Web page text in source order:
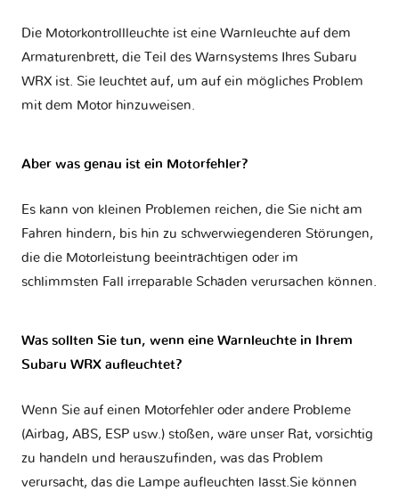
Die Motorkontrollleuchte ist eine Warnleuchte auf dem
Armaturenbrett, die Teil des Warnsystems Ihres Subaru
WRX ist. Sie leuchtet auf, um auf ein mögliches Problem
mit dem Motor hinzuweisen.
Aber was genau ist ein Motorfehler?
Es kann von kleinen Problemen reichen, die Sie nicht am
Fahren hindern, bis hin zu schwerwiegenderen Störungen,
die die Motorleistung beeinträchtigen oder im
schlimmsten Fall irreparable Schäden verursachen können.
Was sollten Sie tun, wenn eine Warnleuchte in Ihrem
Subaru WRX aufleuchtet?
Wenn Sie auf einen Motorfehler oder andere Probleme
(Airbag, ABS, ESP usw.) stoßen, wäre unser Rat, vorsichtig
zu handeln und herauszufinden, was das Problem
verursacht, das die Lampe aufleuchten lässt.Sie können